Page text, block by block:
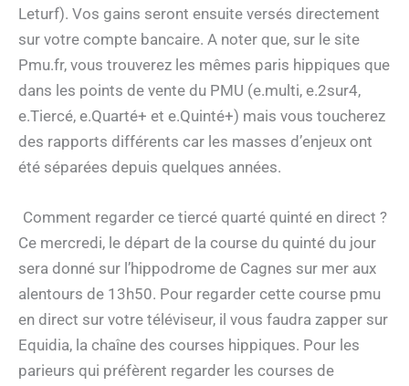
Leturf). Vos gains seront ensuite versés directement
sur votre compte bancaire. A noter que, sur le site
Pmu.fr, vous trouverez les mêmes paris hippiques que
dans les points de vente du PMU (e.multi, e.2sur4,
e.Tiercé, e.Quarté+ et e.Quinté+) mais vous toucherez
des rapports différents car les masses d’enjeux ont
été séparées depuis quelques années.
Comment regarder ce tiercé quarté quinté en direct ?
Ce mercredi, le départ de la course du quinté du jour
sera donné sur l’hippodrome de Cagnes sur mer aux
alentours de 13h50. Pour regarder cette course pmu
en direct sur votre téléviseur, il vous faudra zapper sur
Equidia, la chaîne des courses hippiques. Pour les
parieurs qui préfèrent regarder les courses de